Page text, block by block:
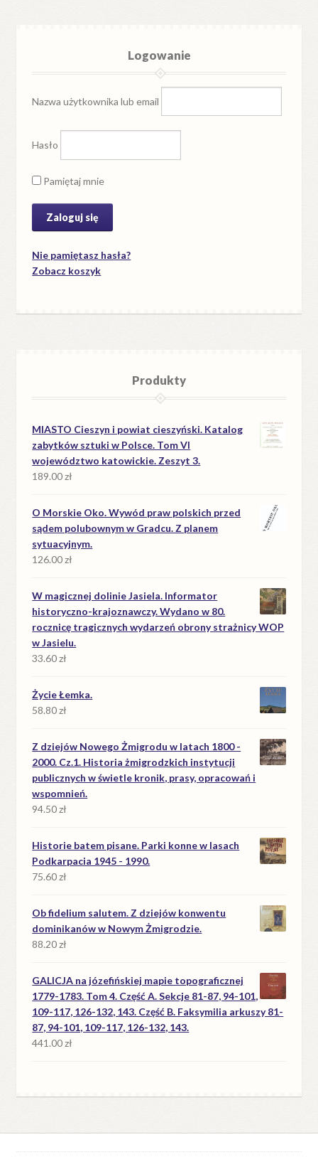
Logowanie
Nazwa użytkownika lub email
Hasło
Pamiętaj mnie
Nie pamiętasz hasła?
Zobacz koszyk
Produkty
MIASTO Cieszyn i powiat cieszyński. Katalog
zabytków sztuki w Polsce. Tom VI
województwo katowickie. Zeszyt 3.
189.00zł
O Morskie Oko. Wywód praw polskich przed
sądem polubownym w Gradcu. Z planem
sytuacyjnym.
126.00zł
W magicznej dolinie Jasiela. Informator
historyczno-krajoznawczy. Wydano w 80.
rocznicę tragicznych wydarzeń obrony strażnicy WOP
w Jasielu.
33.60zł
Życie Łemka.
58.80zł
Z dziejów Nowego Żmigrodu w latach 1800 -
2000. Cz.1. Historia żmigrodzkich instytucji
publicznych w świetle kronik, prasy, opracowań i
wspomnień.
94.50zł
Historie batem pisane. Parki konne w lasach
Podkarpacia 1945 - 1990.
75.60zł
Ob fidelium salutem. Z dziejów konwentu
dominikanów w Nowym Żmigrodzie.
88.20zł
GALICJA na józefińskiej mapie topograficznej
1779-1783. Tom 4. Część A. Sekcje 81-87, 94-101,
109-117, 126-132, 143. Część B. Faksymilia arkuszy 81-
87, 94-101, 109-117, 126-132, 143.
441.00zł